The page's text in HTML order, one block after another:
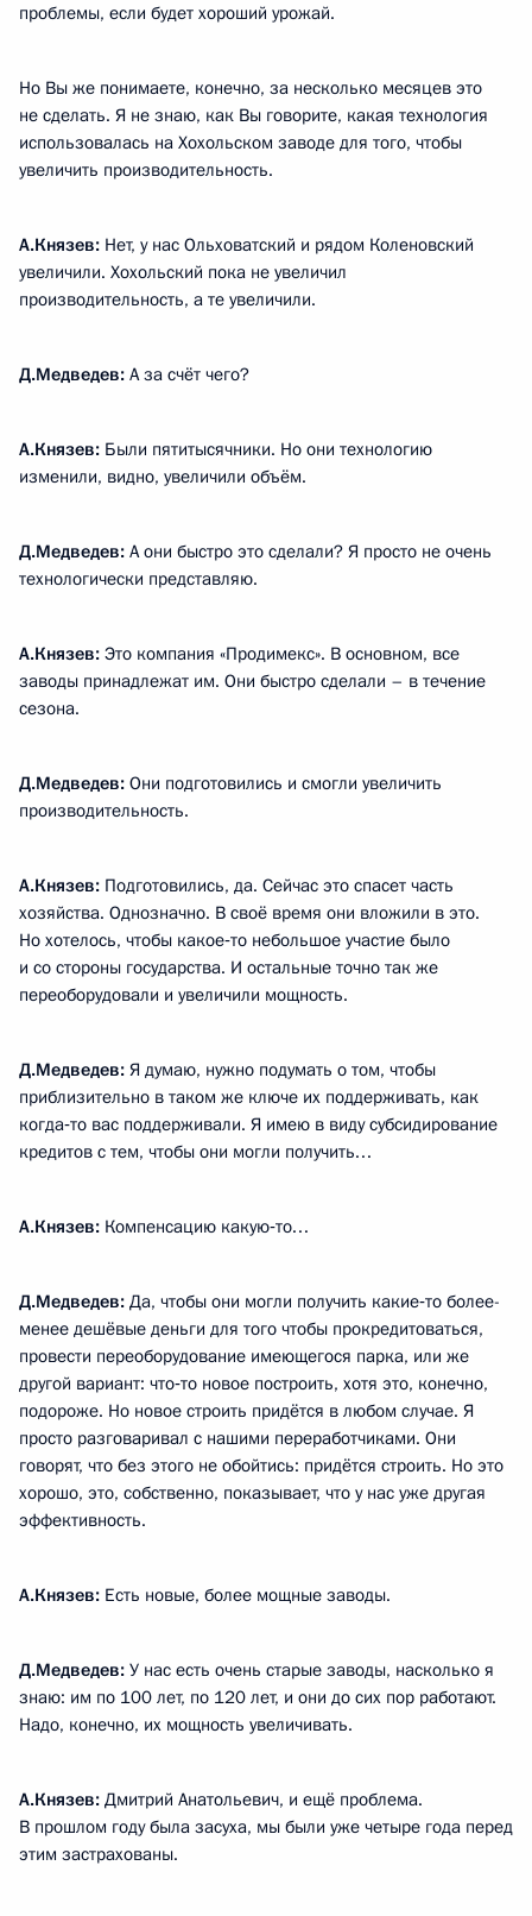
проблемы, если будет хороший урожай.
Но Вы же понимаете, конечно, за несколько месяцев это
не сделать. Я не знаю, как Вы говорите, какая технология
использовалась на Хохольском заводе для того, чтобы
увеличить производительность.
А.Князев: Нет, у нас Ольховатский и рядом Коленовский
увеличили. Хохольский пока не увеличил
производительность, а те увеличили.
Д.Медведев: А за счёт чего?
А.Князев: Были пятитысячники. Но они технологию
изменили, видно, увеличили объём.
Д.Медведев: А они быстро это сделали? Я просто не очень
технологически представляю.
А.Князев: Это компания «Продимекс». В основном, все
заводы принадлежат им. Они быстро сделали – в течение
сезона.
Д.Медведев: Они подготовились и смогли увеличить
производительность.
А.Князев: Подготовились, да. Сейчас это спасет часть
хозяйства. Однозначно. В своё время они вложили в это.
Но хотелось, чтобы какое‑то небольшое участие было
и со стороны государства. И остальные точно так же
переоборудовали и увеличили мощность.
Д.Медведев: Я думаю, нужно подумать о том, чтобы
приблизительно в таком же ключе их поддерживать, как
когда‑то вас поддерживали. Я имею в виду субсидирование
кредитов с тем, чтобы они могли получить…
А.Князев: Компенсацию какую‑то…
Д.Медведев: Да, чтобы они могли получить какие‑то более-
менее дешёвые деньги для того чтобы прокредитоваться,
провести переоборудование имеющегося парка, или же
другой вариант: что‑то новое построить, хотя это, конечно,
подороже. Но новое строить придётся в любом случае. Я
просто разговаривал с нашими переработчиками. Они
говорят, что без этого не обойтись: придётся строить. Но это
хорошо, это, собственно, показывает, что у нас уже другая
эффективность.
А.Князев: Есть новые, более мощные заводы.
Д.Медведев: У нас есть очень старые заводы, насколько я
знаю: им по 100 лет, по 120 лет, и они до сих пор работают.
Надо, конечно, их мощность увеличивать.
А.Князев: Дмитрий Анатольевич, и ещё проблема.
В прошлом году была засуха, мы были уже четыре года перед
этим застрахованы.